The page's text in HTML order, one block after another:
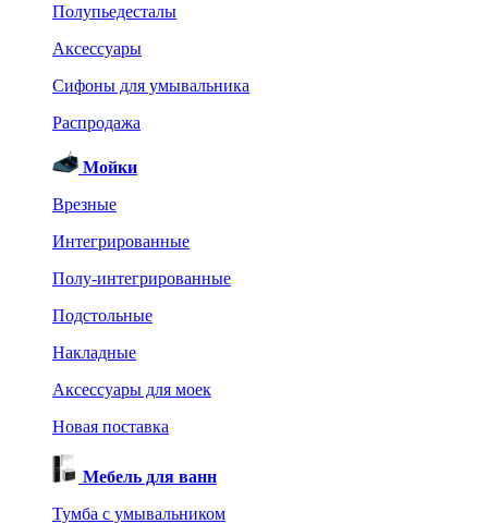
Полупьедесталы
Аксессуары
Сифоны для умывальника
Распродажа
Мойки
Врезные
Интегрированные
Полу-интегрированные
Подстольные
Накладные
Аксессуары для моек
Новая поставка
Мебель для ванн
Тумба с умывальником